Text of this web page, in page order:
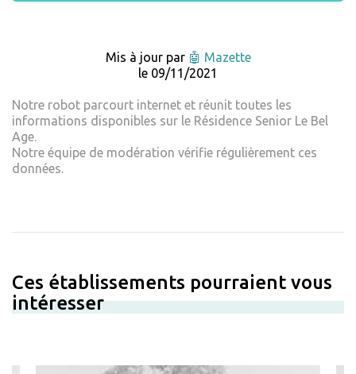
Mis à jour par 🤖 Mazette
le 09/11/2021
Notre robot parcourt internet et réunit toutes les
informations disponibles sur le Résidence Senior Le Bel
Age.
Notre équipe de modération vérifie régulièrement ces
données.
Ces établissements pourraient vous
intéresser